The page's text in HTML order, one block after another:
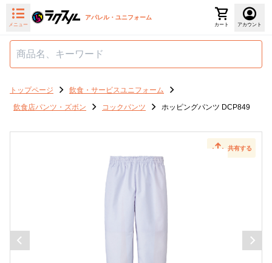
メニュー
アパレル・ユニフォーム
カート アカウント
トップページ
飲食・サービスユニフォーム
飲食店パンツ・ズボン
コックパンツ ホッピングパンツ DCP849
共有する